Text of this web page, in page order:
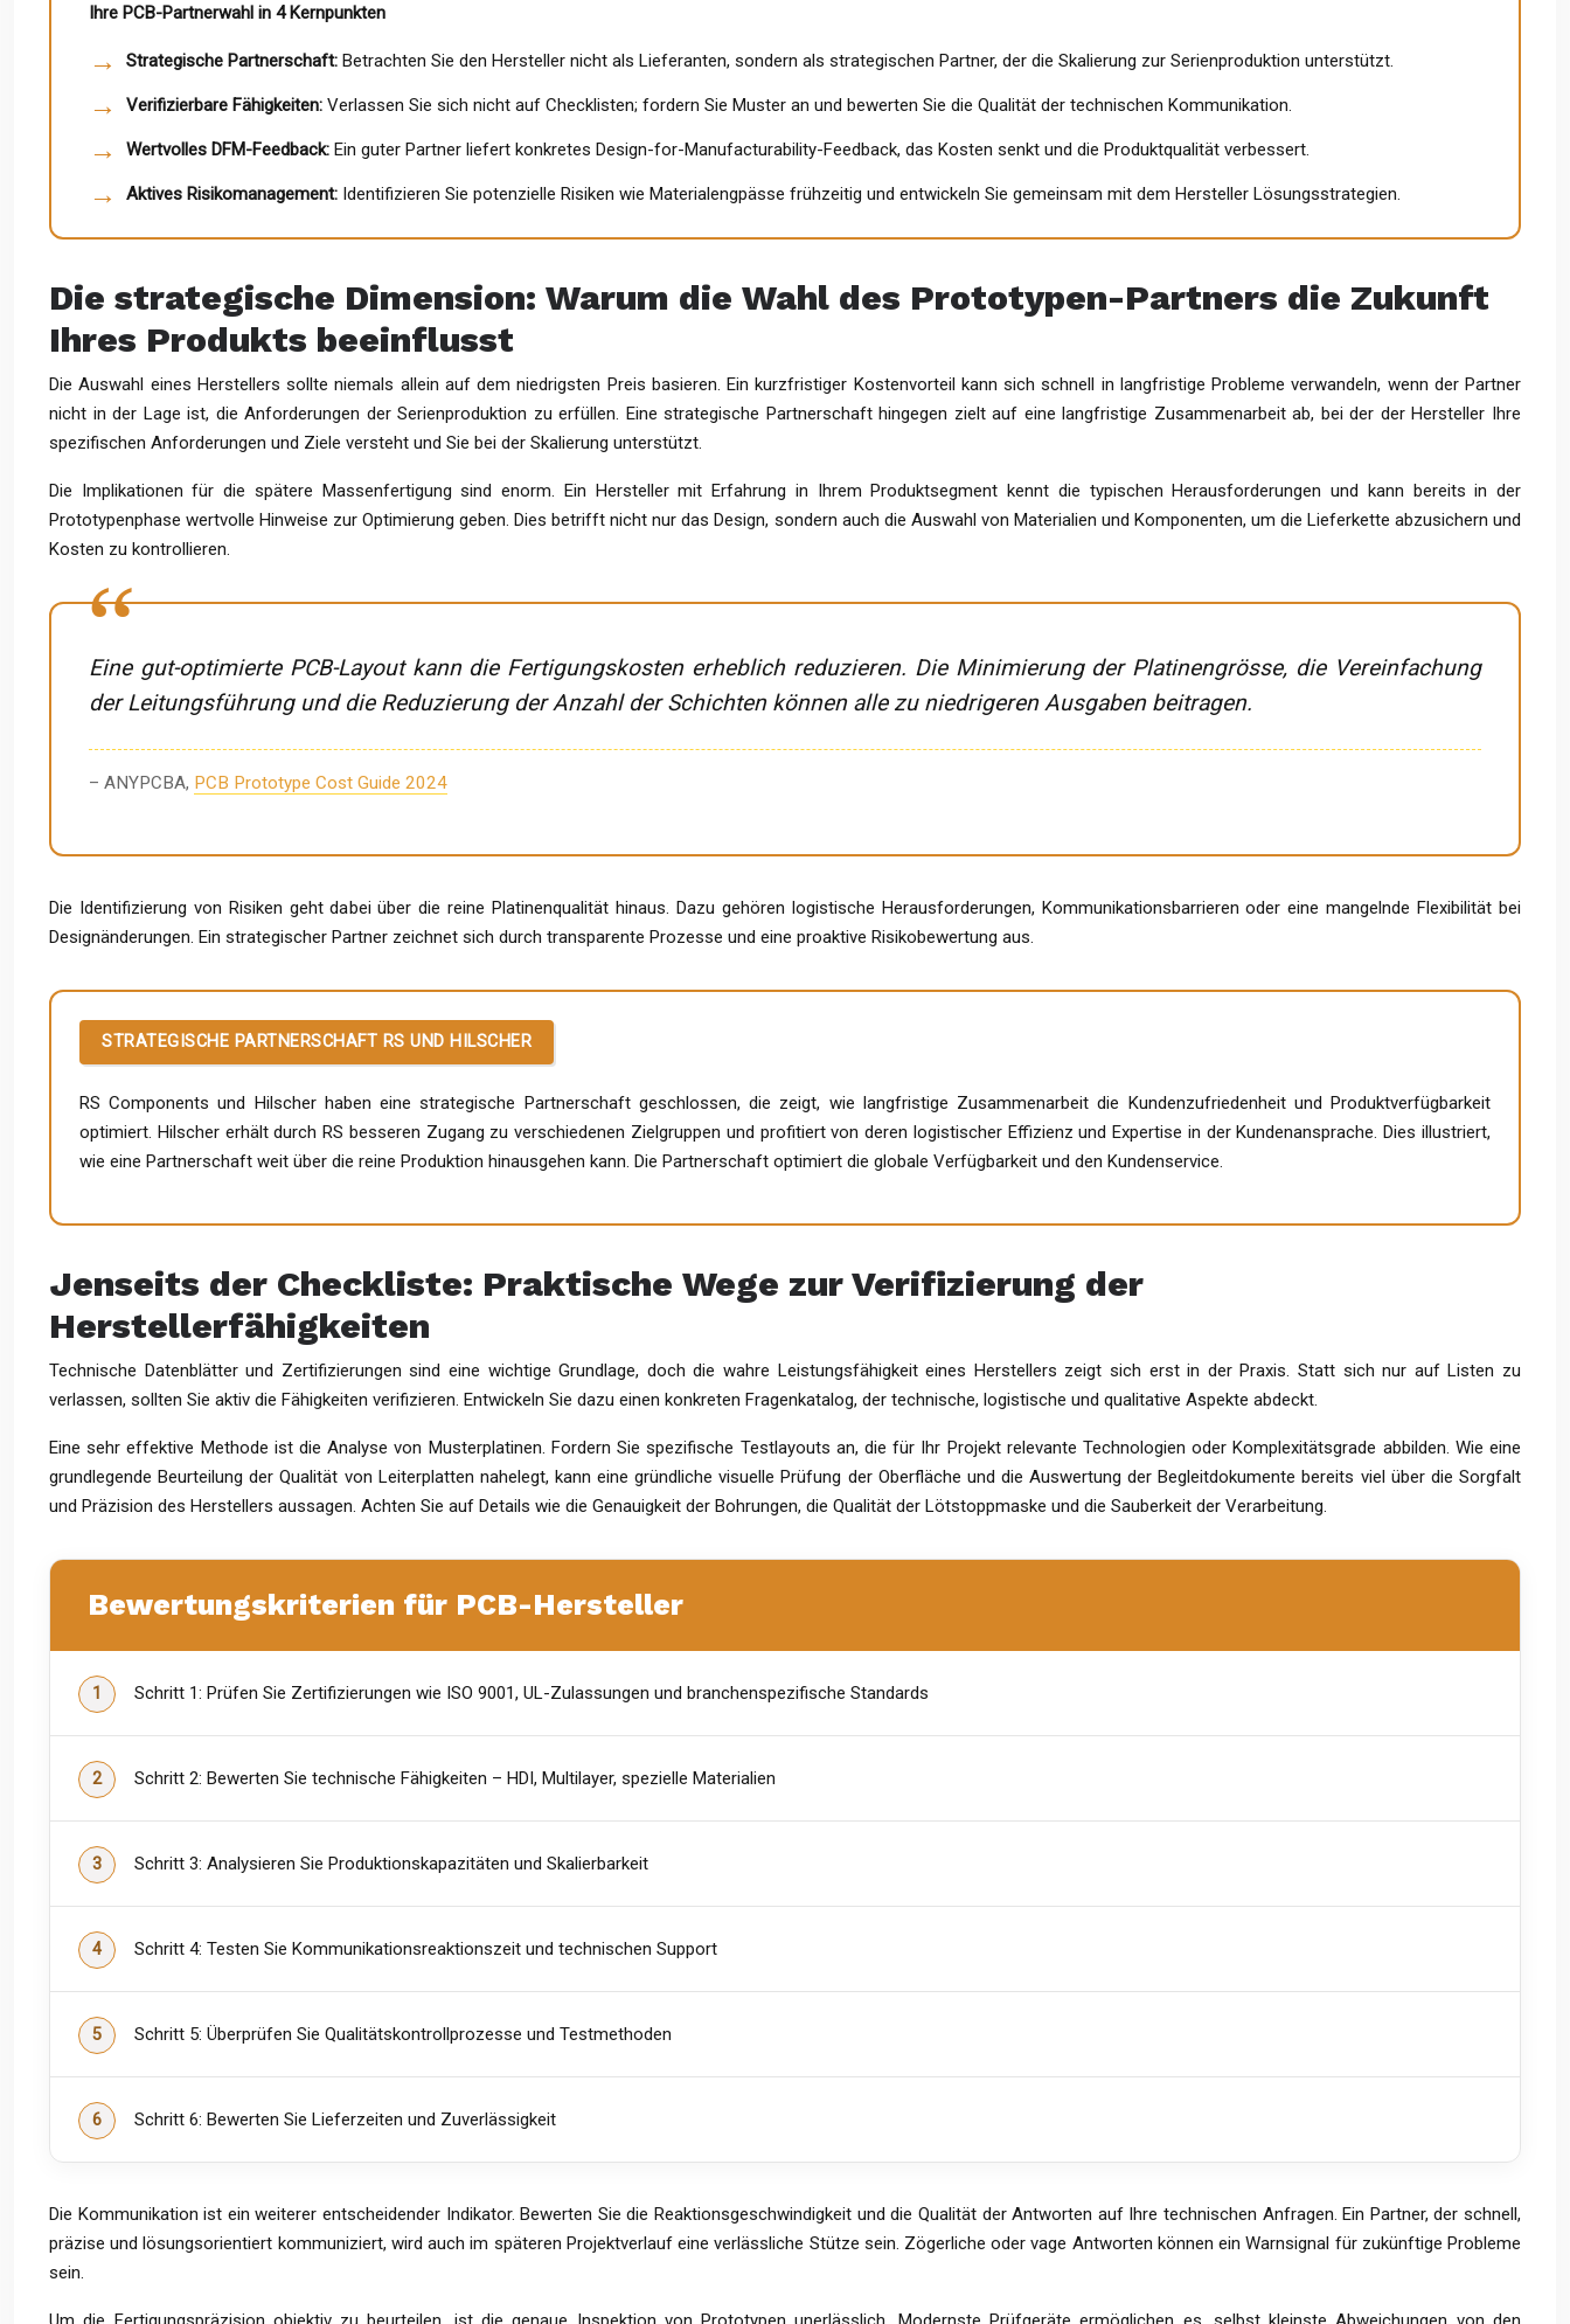
Ihre PCB-Partnerwahl in 4 Kernpunkten
Strategische Partnerschaft: Betrachten Sie den Hersteller nicht als Lieferanten, sondern als strategischen Partner, der die Skalierung zur Serienproduktion unterstützt.
Verifizierbare Fähigkeiten: Verlassen Sie sich nicht auf Checklisten; fordern Sie Muster an und bewerten Sie die Qualität der technischen Kommunikation.
Wertvolles DFM-Feedback: Ein guter Partner liefert konkretes Design-for-Manufacturability-Feedback, das Kosten senkt und die Produktqualität verbessert.
Aktives Risikomanagement: Identifizieren Sie potenzielle Risiken wie Materialengpässe frühzeitig und entwickeln Sie gemeinsam mit dem Hersteller Lösungsstrategien.
Die strategische Dimension: Warum die Wahl des Prototypen-Partners die Zukunft
Ihres Produkts beeinflusst
Die Auswahl eines Herstellers sollte niemals allein auf dem niedrigsten Preis basieren. Ein kurzfristiger Kostenvorteil kann sich schnell in langfristige Probleme verwandeln, wenn der Partner
nicht in der Lage ist, die Anforderungen der Serienproduktion zu erfüllen. Eine strategische Partnerschaft hingegen zielt auf eine langfristige Zusammenarbeit ab, bei der der Hersteller Ihre
spezifischen Anforderungen und Ziele versteht und Sie bei der Skalierung unterstützt.
Die Implikationen für die spätere Massenfertigung sind enorm. Ein Hersteller mit Erfahrung in Ihrem Produktsegment kennt die typischen Herausforderungen und kann bereits in der
Prototypenphase wertvolle Hinweise zur Optimierung geben. Dies betrifft nicht nur das Design, sondern auch die Auswahl von Materialien und Komponenten, um die Lieferkette abzusichern und
Kosten zu kontrollieren.
Eine gut-optimierte PCB-Layout kann die Fertigungskosten erheblich reduzieren. Die Minimierung der Platinengrösse, die Vereinfachung
der Leitungsführung und die Reduzierung der Anzahl der Schichten können alle zu niedrigeren Ausgaben beitragen.
– ANYPCBA, PCB Prototype Cost Guide 2024
Die Identifizierung von Risiken geht dabei über die reine Platinenqualität hinaus. Dazu gehören logistische Herausforderungen, Kommunikationsbarrieren oder eine mangelnde Flexibilität bei
Designänderungen. Ein strategischer Partner zeichnet sich durch transparente Prozesse und eine proaktive Risikobewertung aus.
STRATEGISCHE PARTNERSCHAFT RS UND HILSCHER
RS Components und Hilscher haben eine strategische Partnerschaft geschlossen, die zeigt, wie langfristige Zusammenarbeit die Kundenzufriedenheit und Produktverfügbarkeit
optimiert. Hilscher erhält durch RS besseren Zugang zu verschiedenen Zielgruppen und profitiert von deren logistischer Effizienz und Expertise in der Kundenansprache. Dies illustriert,
wie eine Partnerschaft weit über die reine Produktion hinausgehen kann. Die Partnerschaft optimiert die globale Verfügbarkeit und den Kundenservice.
Jenseits der Checkliste: Praktische Wege zur Verifizierung der
Herstellerfähigkeiten
Technische Datenblätter und Zertifizierungen sind eine wichtige Grundlage, doch die wahre Leistungsfähigkeit eines Herstellers zeigt sich erst in der Praxis. Statt sich nur auf Listen zu
verlassen, sollten Sie aktiv die Fähigkeiten verifizieren. Entwickeln Sie dazu einen konkreten Fragenkatalog, der technische, logistische und qualitative Aspekte abdeckt.
Eine sehr effektive Methode ist die Analyse von Musterplatinen. Fordern Sie spezifische Testlayouts an, die für Ihr Projekt relevante Technologien oder Komplexitätsgrade abbilden. Wie eine
grundlegende Beurteilung der Qualität von Leiterplatten nahelegt, kann eine gründliche visuelle Prüfung der Oberfläche und die Auswertung der Begleitdokumente bereits viel über die Sorgfalt
und Präzision des Herstellers aussagen. Achten Sie auf Details wie die Genauigkeit der Bohrungen, die Qualität der Lötstoppmaske und die Sauberkeit der Verarbeitung.
Bewertungskriterien für PCB-Hersteller
Schritt 1: Prüfen Sie Zertifizierungen wie ISO 9001, UL-Zulassungen und branchenspezifische Standards
Schritt 2: Bewerten Sie technische Fähigkeiten – HDI, Multilayer, spezielle Materialien
Schritt 3: Analysieren Sie Produktionskapazitäten und Skalierbarkeit
Schritt 4: Testen Sie Kommunikationsreaktionszeit und technischen Support
Schritt 5: Überprüfen Sie Qualitätskontrollprozesse und Testmethoden
Schritt 6: Bewerten Sie Lieferzeiten und Zuverlässigkeit
Die Kommunikation ist ein weiterer entscheidender Indikator. Bewerten Sie die Reaktionsgeschwindigkeit und die Qualität der Antworten auf Ihre technischen Anfragen. Ein Partner, der schnell,
präzise und lösungsorientiert kommuniziert, wird auch im späteren Projektverlauf eine verlässliche Stütze sein. Zögerliche oder vage Antworten können ein Warnsignal für zukünftige Probleme
sein.